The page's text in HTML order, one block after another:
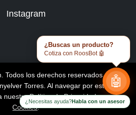
Instagram
Todos los derechos reservados.
Torres . Al navegar por este
nuestraPolítica de Privacidad y
Cookies.
¿Buscas un producto?
Cotiza con RoosBot 🤖
🤖
¿Necesitas ayuda?Habla con un asesor